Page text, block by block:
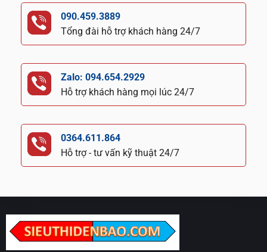
090.459.3889
Tổng đài hỗ trợ khách hàng 24/7
Zalo: 094.654.2929
Hỗ trợ khách hàng mọi lúc 24/7
0364.611.864
Hỗ trợ - tư vấn kỹ thuật 24/7